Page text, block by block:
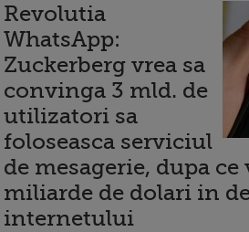
Revolutia
WhatsApp:
Zuckerberg vrea sa
convinga 3 mld. de
utilizatori sa
foloseasca serviciul
de mesagerie, dupa
miliarde de dolari in
internetului